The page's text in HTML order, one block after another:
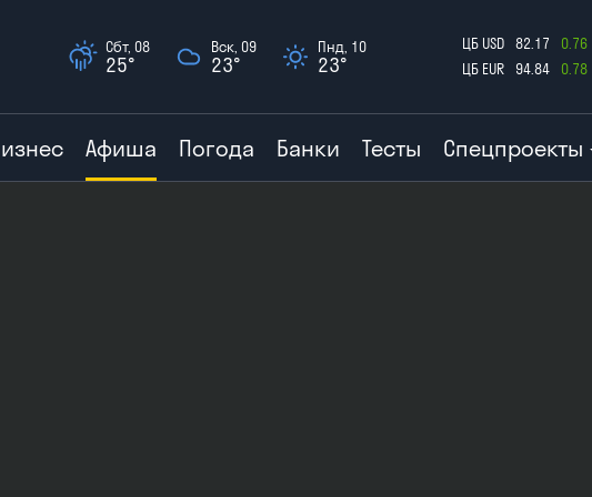
Сбт, 08
25°
Вск, 09
23°
Пнд, 10
23°
ЦБ USD 82.17 0.76
ЦБ EUR
94.84 0.78
Афиша Погода Банки Тесты Спецпроекты